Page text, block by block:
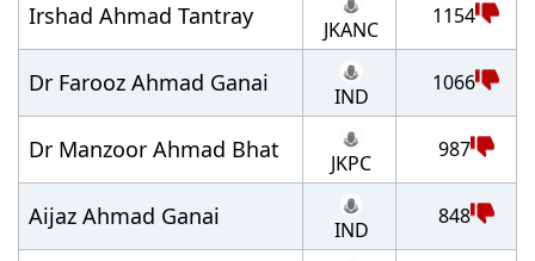
Irshad Ahmad Tantray JKANC
1154
Dr Farooz Ahmad Ganai IND
1066
Dr Manzoor Ahmad Bhat JKPC
987
Aijaz Ahmad Ganai IND
848